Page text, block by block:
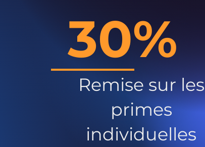
30%
Remise sur les
primes
individuelles